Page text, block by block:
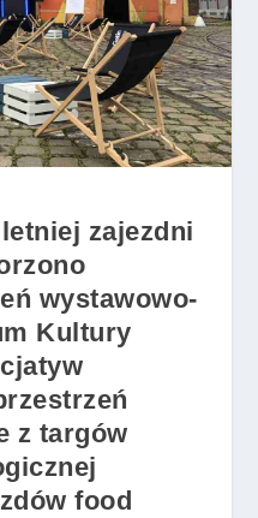
zajezdni
wystawowo-
Kultury
z targów
food